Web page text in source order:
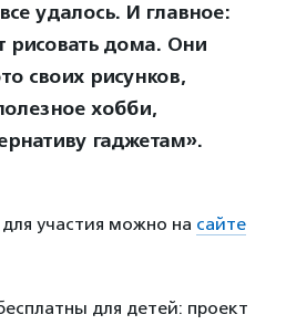
удалось. И главное:
рисовать дома. Они
своих рисунков,
хобби,
гаджетам».
участия можно на сайте
для детей: проект